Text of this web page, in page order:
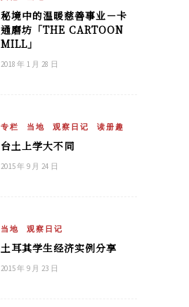
秘境中的温暖慈善事业－卡
通磨坊「THE CARTOON
MILL」
2018 年 1 月 28 日
专栏 当地 观察日记 读册趣
台土上学大不同
2015 年 9 月 24 日
当地 观察日记
土耳其学生经济实例分享
2015 年 9 月 23 日